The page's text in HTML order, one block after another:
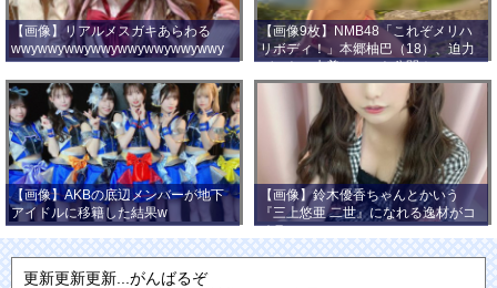
【画像】リアルメスガキあらわる
wwywwywwywwywwywwywwywwy
wwy
【画像9枚】NMB48「これぞメリハ
リボディ！」本郷柚巴（18）、迫力
バストの水着ショット公開！
【画像】AKBの底辺メンバーが地下
アイドルに移籍した結果w
【画像】鈴木優香ちゃんとかいう
『三上悠亜 二世』になれる逸材がコ
チラ
更新更新更新...がんばるぞ